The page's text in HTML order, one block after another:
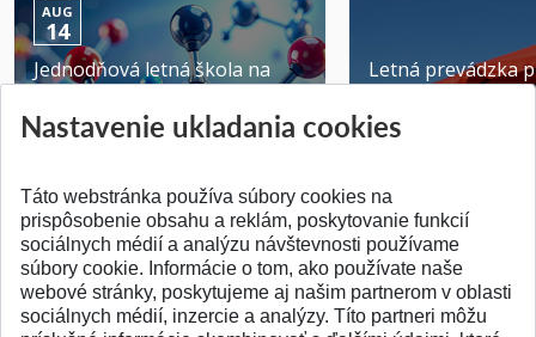
AUG
14
Jednodňová letná škola na
Pridané 28.07.2026
Letná prevádzka
Pridané 23.06.2026
SPÄŤ NA VRCH
Nastavenie ukladania cookies
Táto webstránka používa súbory cookies na
prispôsobenie obsahu a reklám, poskytovanie funkcií
sociálnych médií a analýzu návštevnosti používame
súbory cookie. Informácie o tom, ako používate naše
webové stránky, poskytujeme aj našim partnerom v oblasti
sociálnych médií, inzercie a analýzy. Títo partneri môžu